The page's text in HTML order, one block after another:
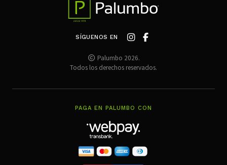
SÍGUENOS EN
Palumbo 2026.
Todos los derechos reservados.
PAGA EN PALUMBO CON